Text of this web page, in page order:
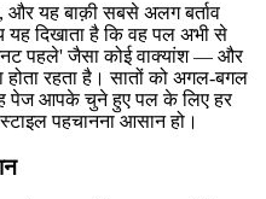
और यह बाक़ी सबसे अलग बर्ताव
दिखाता है कि वह पल अभी से
पहले' जैसा कोई वाक्यांश — और
रहता है। सातों को अगल-बगल
पेज आपके चुने हुए पल के लिए हर
पहचानना आसान हो।